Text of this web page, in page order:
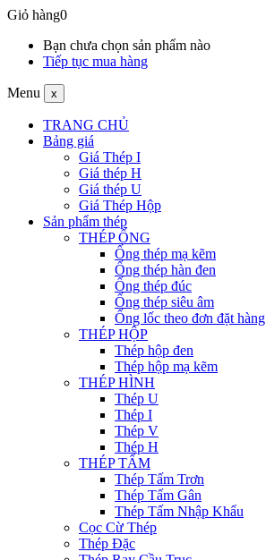
Giỏ hàng0
Bạn chưa chọn sản phẩm nào
Tiếp tục mua hàng
Menu x
TRANG CHỦ
Bảng giá
Giá Thép I
Giá thép H
Giá thép U
Giá Thép Hộp
Sản phẩm thép
THÉP ỐNG
Ống thép mạ kẽm
Ống thép hàn đen
Ống thép đúc
Ống thép siêu âm
Ống lốc theo đơn đặt hàng
THÉP HỘP
Thép hộp đen
Thép hộp mạ kẽm
THÉP HÌNH
Thép U
Thép I
Thép V
Thép H
THÉP TẤM
Thép Tấm Trơn
Thép Tấm Gân
Thép Tấm Nhập Khẩu
Cọc Cừ Thép
Thép Đặc